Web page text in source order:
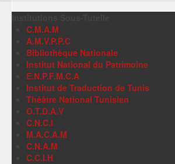
C.M.A.M
A.M.V.P.P.C
Bibliothèque Nationale
Institut National du Patrimoine
E.N.P.F.M.C.A
Institut de Traduction de Tunis
Théâtre National Tunisien
O.T.D.A.V
C.N.C.I
M.A.C.A.M
C.N.A.M
C.C.I.H